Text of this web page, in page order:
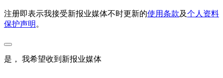
注册即表示我接受新报业媒体不时更新的使用条款及个人资料
保护声明 。
是， 我希望收到新报业媒体